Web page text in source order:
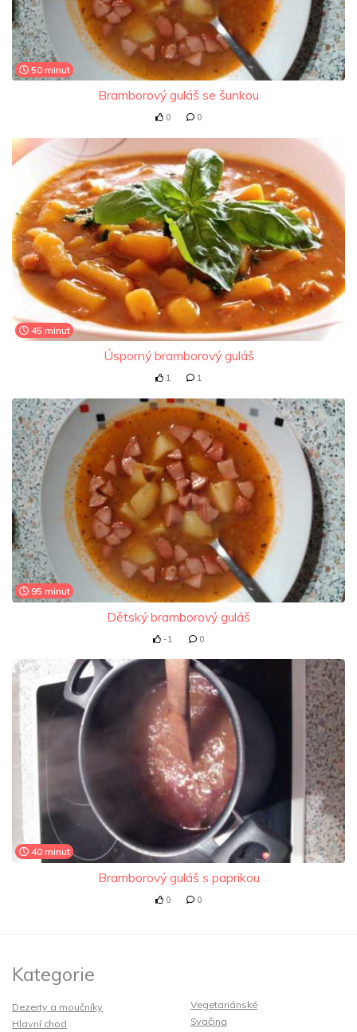
50 minut
Bramborový guláš se šunkou
0 0
45 minut
Úsporný bramborový guláš
1 1
95 minut
Dětský bramborový guláš
-1 0
40 minut
Bramborový guláš s paprikou
0 0
Kategorie
Dezerty a moučníky
Hlavní chod
Vegetariánské
Svačina